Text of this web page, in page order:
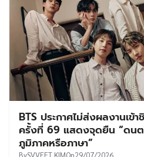
BTS ประกาศไม่ส่งผลงานเข้
ครั้งที่ 69 แสดงจุดยืน “ดน
ภูมิภาคหรือภาษา”
BySVVEET KIMOn29/07/2026